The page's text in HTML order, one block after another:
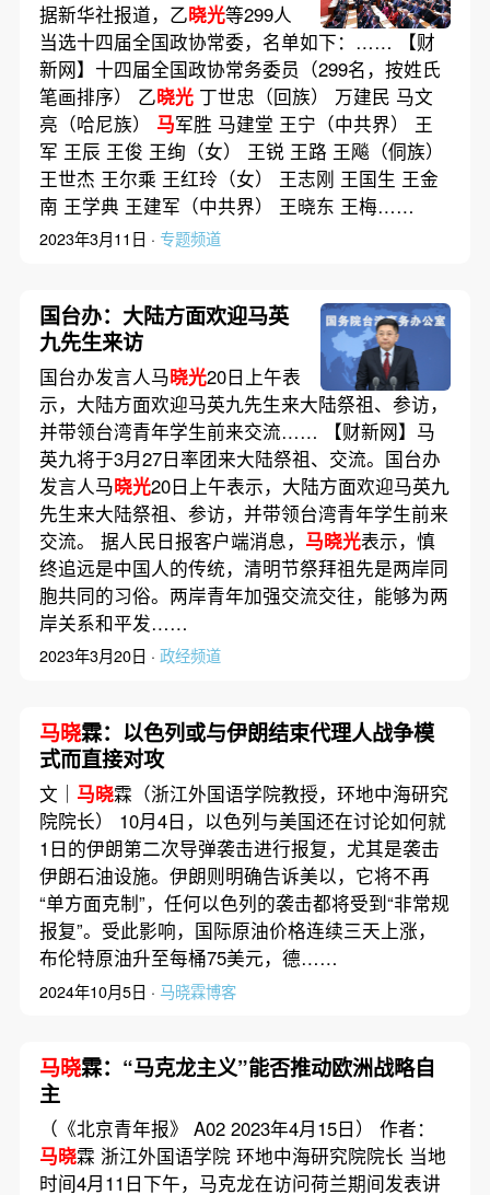
据新华社报道，乙晓光等299人
当选十四届全国政协常委，名单如下：…… 【财
新网】十四届全国政协常务委员（299名，按姓氏
笔画排序） 乙晓光丁世忠（回族） 万建民 马文
亮（哈尼族） 马军胜 马建堂 王宁（中共界） 王
军 王辰 王俊 王绚（女） 王锐 王路 王飚（侗族）
王世杰 王尔乘 王红玲（女） 王志刚 王国生 王金
南 王学典 王建军（中共界） 王晓东 王梅……
2023年3月11日 · 专题频道
国台办：大陆方面欢迎马英
九先生来访
国台办发言人马晓光20日上午表
示，大陆方面欢迎马英九先生来大陆祭祖、参访，
并带领台湾青年学生前来交流…… 【财新网】马
英九将于3月27日率团来大陆祭祖、交流。国台办
发言人马晓光20日上午表示，大陆方面欢迎马英九
先生来大陆祭祖、参访，并带领台湾青年学生前来
交流。 据人民日报客户端消息， 马晓光表示，慎
终追远是中国人的传统，清明节祭拜祖先是两岸同
胞共同的习俗。两岸青年加强交流交往，能够为两
岸关系和平发……
2023年3月20日 · 政经频道
马晓霖：以色列或与伊朗结束代理人战争模
式而直接对攻
文｜ 马晓霖（浙江外国语学院教授，环地中海研究
院院长） 10月4日，以色列与美国还在讨论如何就
1日的伊朗第二次导弹袭击进行报复，尤其是袭击
伊朗石油设施。伊朗则明确告诉美以，它将不再
“单方面克制”，任何以色列的袭击都将受到“非常规
报复”。受此影响，国际原油价格连续三天上涨，
布伦特原油升至每桶75美元，德……
2024年10月5日 · 马晓霖博客
马晓霖：“马克龙主义”能否推动欧洲战略自
主
（《北京青年报》 A02 2023年4月15日） 作者：
马晓霖 浙江外国语学院 环地中海研究院院长 当地
时间4月11日下午，马克龙在访问荷兰期间发表讲